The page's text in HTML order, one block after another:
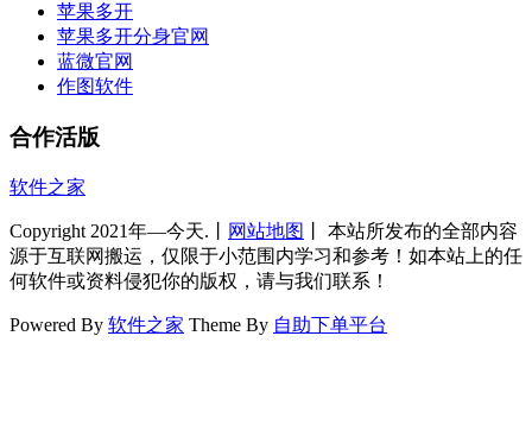
苹果多开
苹果多开分身官网
蓝微官网
作图软件
合作活版
软件之家
Copyright 2021年—今天.丨 网站地图
丨 本站所发布的全部内容
源于互联网搬运，仅限于小范围内学习和参考！如本站上的任
何软件或资料侵犯你的版权，请与我们联系！
Powered By 软件之家 Theme By 自助下单平台